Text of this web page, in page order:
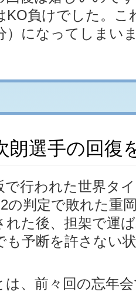
KO負けでした。こ
）になってしまい
朗選手の回復
で行われた世界タ
の判定で敗れた重
れた後、担架で運
も予断を許さない
は、前々回の忘年